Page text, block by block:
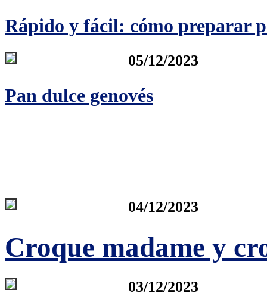
Rápido y fácil: cómo preparar
05/12/2023
Pan dulce genovés
04/12/2023
Croque madame y
03/12/2023